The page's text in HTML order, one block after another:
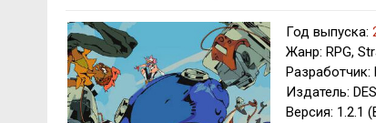
Год выпуска:
Жанр: RPG,
Разработчик:
Издатель:
Версия: 1.2.1